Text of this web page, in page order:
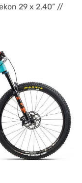
29 x 2,40” //